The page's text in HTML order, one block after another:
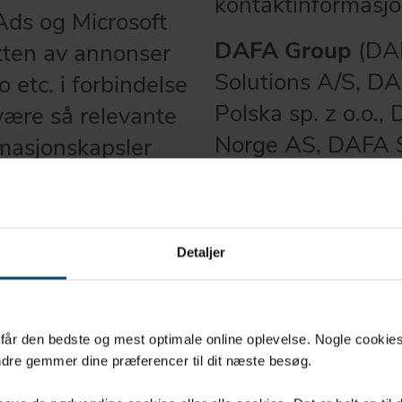
Detaljer
den bedste og mest optimale online oplevelse. Nogle
gemmer dine præferencer til dit næste besøg.
og Microsoft
av annonser
etc. i forbindelse
så relevante
den ønskede
over tid, slik
i
DAFA Group
Solutions A/S,
Polska sp. z o.o.,
Norge AS, DAFA
Det er ikke et
behandlingen av
du kontakte oss
Som
vi følgende